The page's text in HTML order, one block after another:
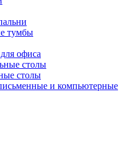
тумбы
офиса
столы
столы
и компьютерные